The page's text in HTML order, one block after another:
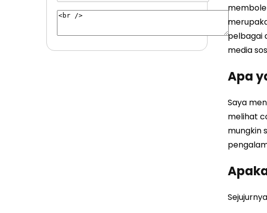
pelbagai
media
Apa
Saya
melihat
mungkin